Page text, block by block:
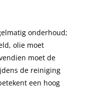
onderhoud;
olie moet
moet de
de reiniging
een hoog